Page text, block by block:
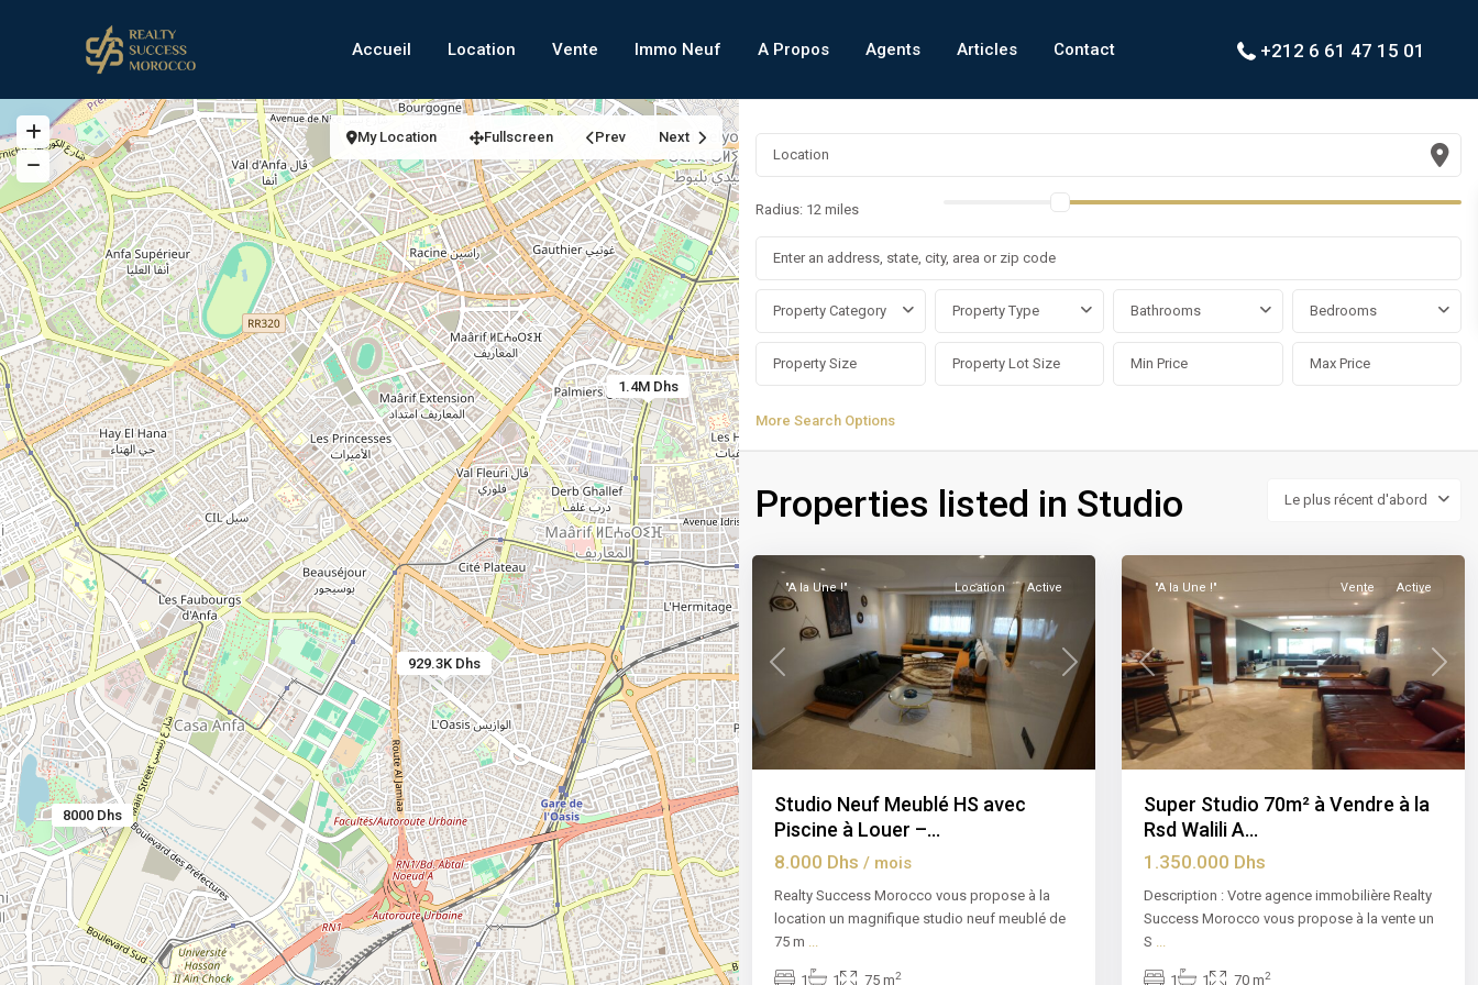
Accueil Location Vente Immo Neuf A Propos Agents Articles Contact +212 6 61 47 15 01
8000 Dhs
1.4M Dhs
929.3K Dhs
My Location Fullscreen Prev Next
Radius: 12 miles
Property Category Property Type Bathrooms Bedrooms
More Search Options
Le plus récent d'abord
Properties listed in Studio
9
Oulfa,
Previous Next
"A la Une !" Location Active
Studio Neuf Meublé HS avec
Piscine à Louer –...
8.000 Dhs / mois
Realty Success Morocco vous propose à la
location un magnifique studio neuf meublé de
75 m
1 1 75 m2
Abdelmoumen
Previous Next
"A la Une !" Vente Active
Super Studio 70m² à Vendre à la
Rsd Walili A...
1.350.000 Dhs
Description : Votre agence immobilière Realty
Success Morocco vous propose à la vente un
S
1 1 70 m2